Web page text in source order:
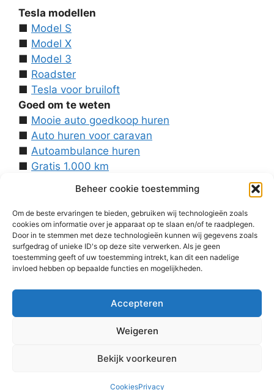
Beheer cookie toestemming
Om de beste ervaringen te bieden, gebruiken wij technologieën zoals
cookies om informatie over je apparaat op te slaan en/of te raadplegen.
Door in te stemmen met deze technologieën kunnen wij gegevens zoals
surfgedrag of unieke ID's op deze site verwerken. Als je geen
toestemming geeft of uw toestemming intrekt, kan dit een nadelige
invloed hebben op bepaalde functies en mogelijkheden.
Accepteren
Weigeren
Bekijk voorkeuren
CookiesPrivacy
Tesla modellen
■ Model S
■ Model X
■ Model 3
■ Roadster
■ Tesla voor bruiloft
Goed om te weten
■ Mooie auto goedkoop huren
■ Auto huren voor caravan
■ Autoambulance huren
■ Gratis 1.000 km
■Voorwaarden
■Disclaimer
■Cookies
■Privacy
■Homepage
© 2026 Huren Tesla• Gebouwd met